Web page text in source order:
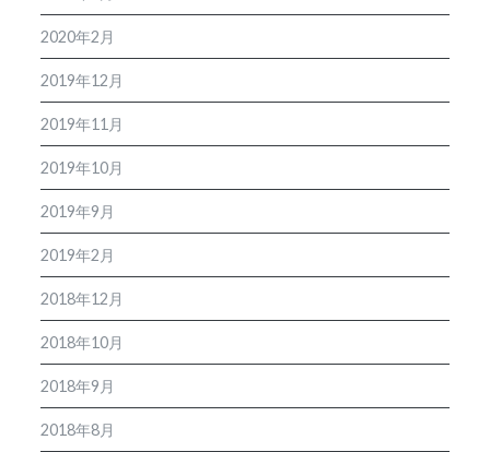
2020年2月
2019年12月
2019年11月
2019年10月
2019年9月
2019年2月
2018年12月
2018年10月
2018年9月
2018年8月